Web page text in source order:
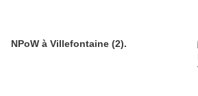
NPoW à Villefontaine (2).